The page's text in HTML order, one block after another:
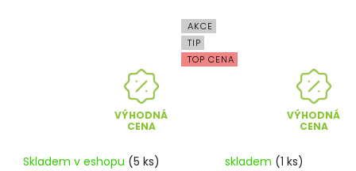
VÝHODNÁ
CENA
Skladem v eshopu (5 ks)
AKCE
TIP
TOP CENA
VÝHODNÁ
CENA
skladem (1 ks)